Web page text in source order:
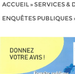
ACCUEIL» SERVICES &
ENQUÊTES PUBLIQUES